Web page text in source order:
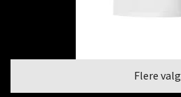
Flere valg